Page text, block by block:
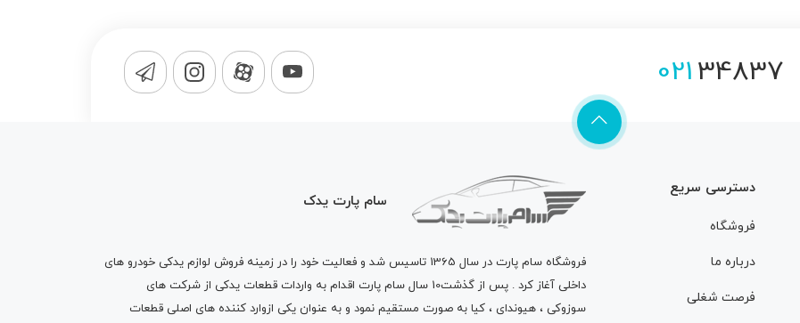
02134837
دسترسی سریع
فروشگاه
درباره ما
فرصت شغلی
سام پارت یدک
فروشگاه سام پارت
در سال 1365 تاسیس شد و فعالیت خود را در زمینه فروش لوازم یدکی خودرو های
داخلی آغاز کرد . پس از گذشت10 سال سام پارت اقدام به واردات قطعات یدکی از شرکت های
سوزوکی ، هیوندای ، کیا به صورت مستقیم نمود و به عنوان یکی ازوارد کننده های اصلی قطعات